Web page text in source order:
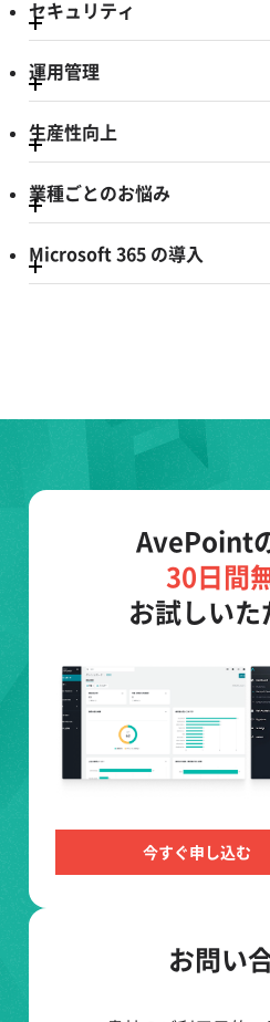
セキュリティ
運用管理
生産性向上
業種ごとのお悩み
Microsoft 365 の導入
AvePoint
30日間
お試しい
今すぐ申し込む
お問い